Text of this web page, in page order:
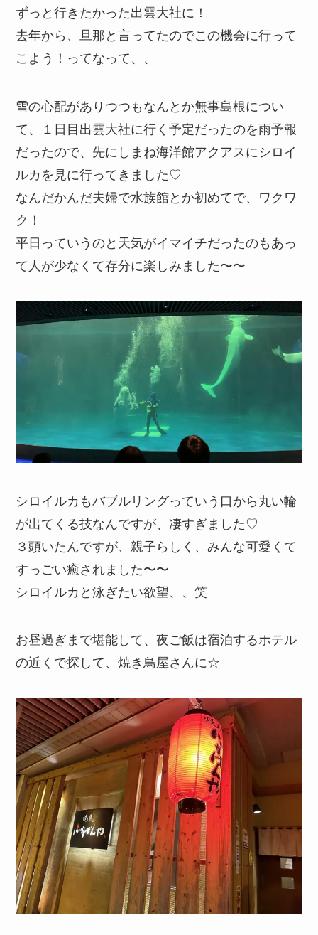
ずっと行きたかった出雲大社に！
去年から、旦那と言ってたのでこの機会に行って
こよう！ってなって、、
雪の心配がありつつもなんとか無事島根につい
て、１日目出雲大社に行く予定だったのを雨予報
だったので、先にしまね海洋館アクアスにシロイ
ルカを見に行ってきました♡
なんだかんだ夫婦で水族館とか初めてで、ワクワ
ク！
平日っていうのと天気がイマイチだったのもあっ
て人が少なくて存分に楽しみました〜〜
シロイルカもバブルリングっていう口から丸い輪
が出てくる技なんですが、凄すぎました♡
３頭いたんですが、親子らしく、みんな可愛くて
すっごい癒されました〜〜
シロイルカと泳ぎたい欲望、、笑
お昼過ぎまで堪能して、夜ご飯は宿泊するホテル
の近くで探して、焼き鳥屋さんに☆